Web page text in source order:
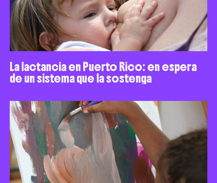
La lactancia en Puerto Rico: en espera
de un sistema que la sostenga